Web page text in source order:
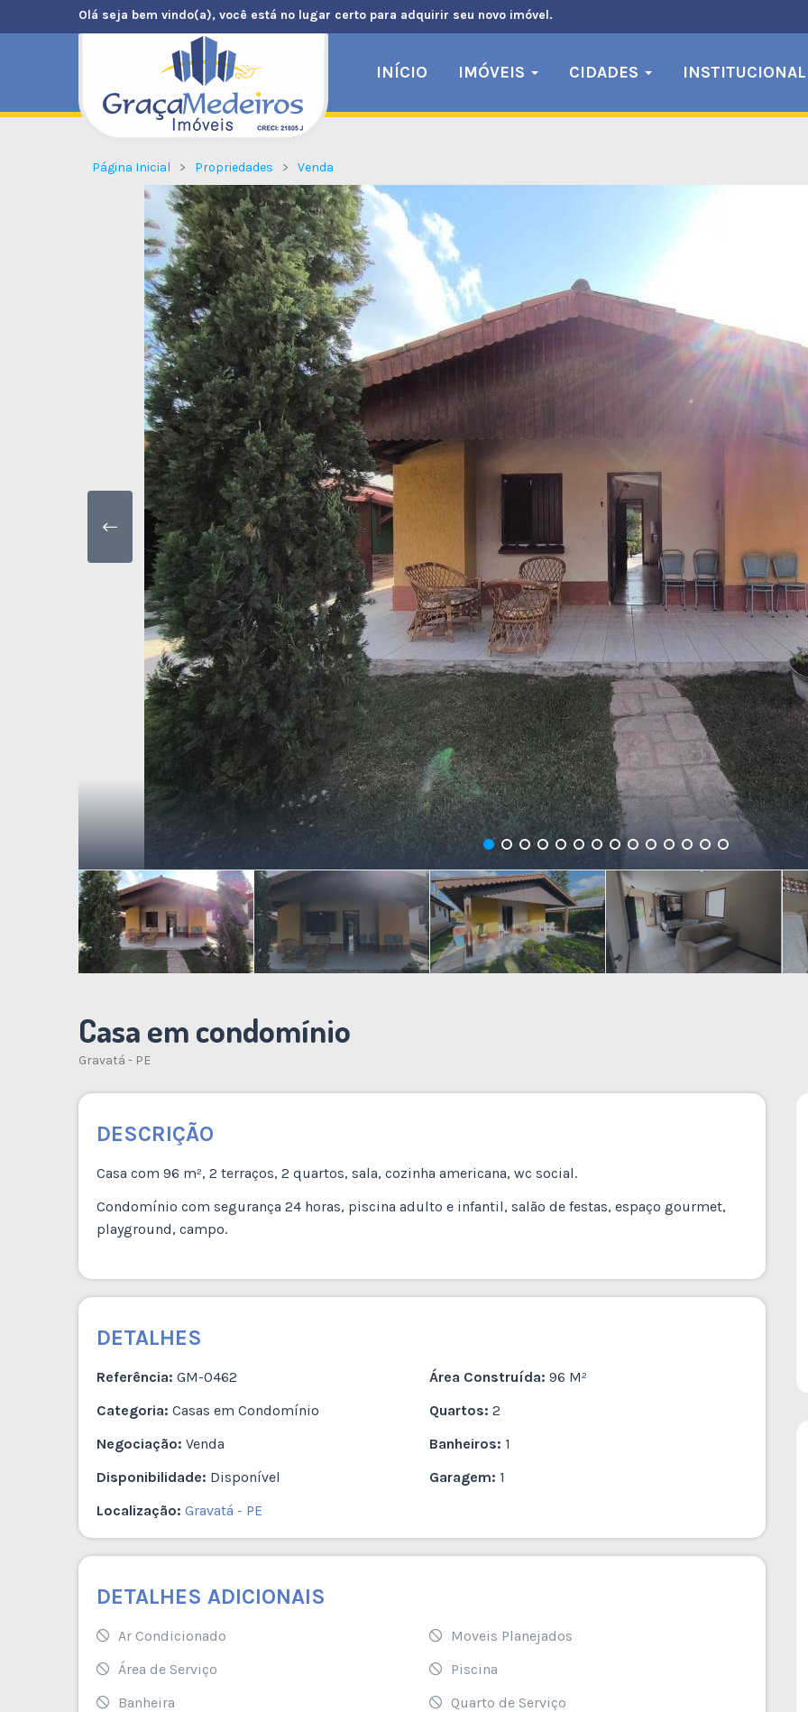
Olá seja bem vindo(a), você está no lugar certo para adquirir seu novo imóvel.
INÍCIO IMÓVEIS CIDADES INSTITUCIONAL
Página Inicial Propriedades Venda
Casa em condomínio
Gravatá - PE
DESCRIÇÃO
Casa com 96 m², 2 terraços, 2 quartos, sala, cozinha americana, wc social.
Condomínio com segurança 24 horas, piscina adulto e infantil, salão de festas, espaço gourmet,
playground, campo.
DETALHES
Referência: GM-0462
Categoria: Casas em Condomínio
Negociação: Venda
Disponibilidade: Disponível
Localização: Gravatá - PE
Área Construída:
96 M²
Quartos: 2
Banheiros: 1
Garagem: 1
DETALHES ADICIONAIS
Ar Condicionado
Área de Serviço
Banheira
Moveis Planejados
Piscina
Quarto de Serviço